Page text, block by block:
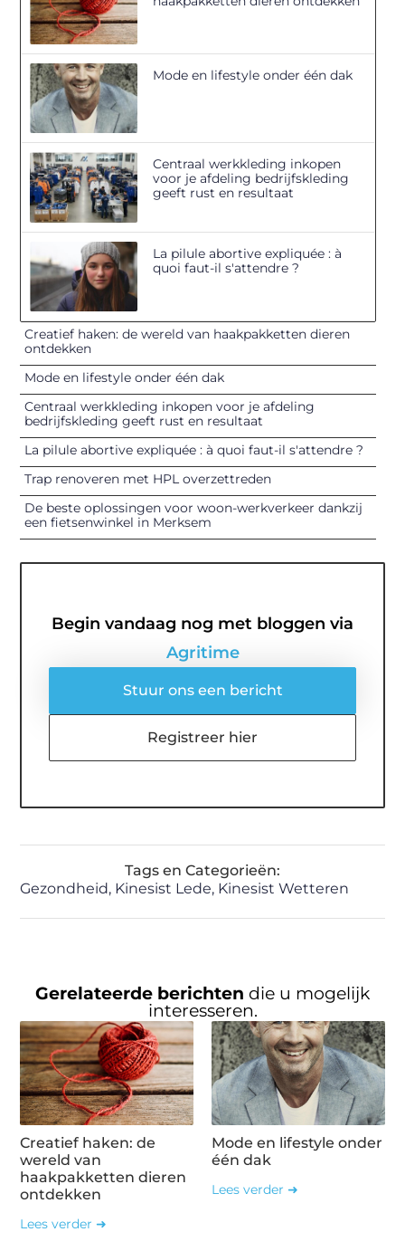
Mode en lifestyle onder één dak
Centraal werkkleding inkopen
voor je afdeling bedrijfskleding
geeft rust en resultaat
La pilule abortive expliquée : à
quoi faut-il s'attendre ?
Creatief haken: de wereld van haakpakketten dieren
ontdekken
Mode en lifestyle onder één dak
Centraal werkkleding inkopen voor je afdeling
bedrijfskleding geeft rust en resultaat
La pilule abortive expliquée : à quoi faut-il s'attendre ?
Trap renoveren met HPL overzettreden
De beste oplossingen voor woon-werkverkeer dankzij
een fietsenwinkel in Merksem
Begin vandaag nog met bloggen via
Agritime
Stuur ons een bericht
Registreer hier
Tags en Categorieën:
Gezondheid, Kinesist Lede, Kinesist Wetteren
Gerelateerde berichten die u mogelijk
interesseren.
Creatief haken: de
wereld van
haakpakketten dieren
ontdekken
Lees verder ➜
Mode en lifestyle onder
één dak
Lees verder ➜